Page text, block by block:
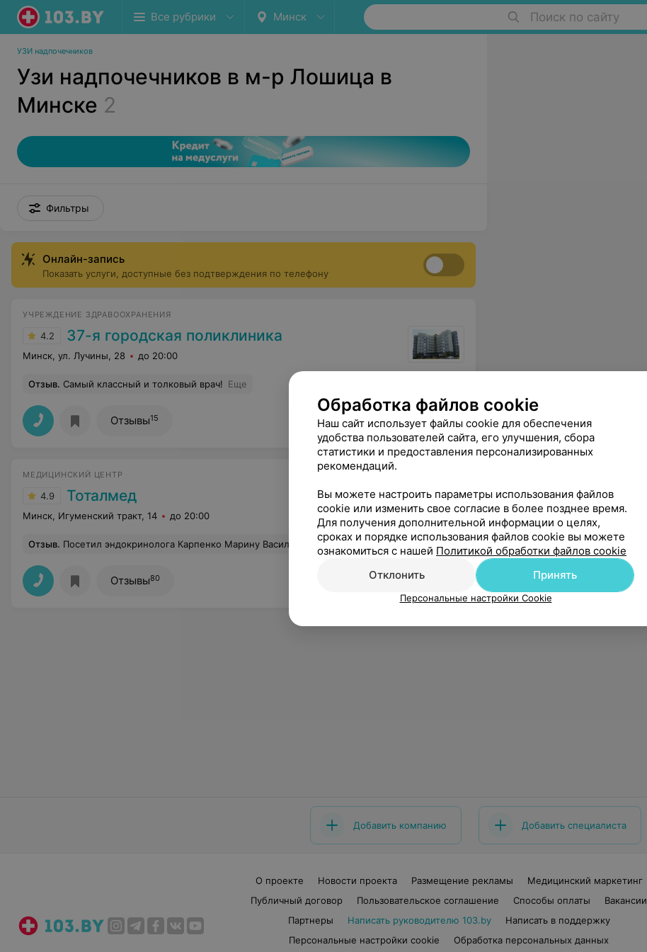
Все рубрики Минск Поиск по сайту
УЗИ надпочечников
Узи надпочечников в м-р Лошица в
Минске 2
Фильтры
Онлайн-запись
Показать услуги, доступные без подтверждения по телефону
УЧРЕЖДЕНИЕ ЗДРАВООХРАНЕНИЯ
4.2 37-я городская поликлиника
Минск, ул. Лучины, 28 до 20:00
Отзыв. Самый классный и толковый врач! Еще
Отзывы15
МЕДИЦИНСКИЙ ЦЕНТР
4.9 Тоталмед
Минск, Игуменский тракт, 14 до 20:00
Отзыв. Посетил эндокринолога Карпенко Марину Васильевну. Очень доволен посещением, врач был внимателен, все подробно объяснил. Понравился интерьер в медицинском центре - современный ремонт, очень уютно и красиво. Буду рекомендовать знакомым и друзьям! Еще
Отзывы80
Добавить компанию Добавить специалиста
О проекте Новости проекта Размещение рекламы
Медицинский маркетинг
Публичный договор
Пользовательское соглашение Способы оплаты
Вакансии
Партнеры
Написать руководителю 103.by
Написать в поддержку
Персональные настройки cookie
Обработка персональных данных
Обработка файлов cookie
Наш сайт использует файлы cookie для обеспечения
удобства пользователей сайта, его улучшения, сбора
статистики и предоставления персонализированных
рекомендаций.
Вы можете настроить параметры использования файлов
cookie или изменить свое согласие в более позднее время.
Для получения дополнительной информации о целях,
сроках и порядке использования файлов cookie вы можете
ознакомиться с нашей Политикой обработки файлов cookie
Отклонить
Принять
Персональные настройки Cookie